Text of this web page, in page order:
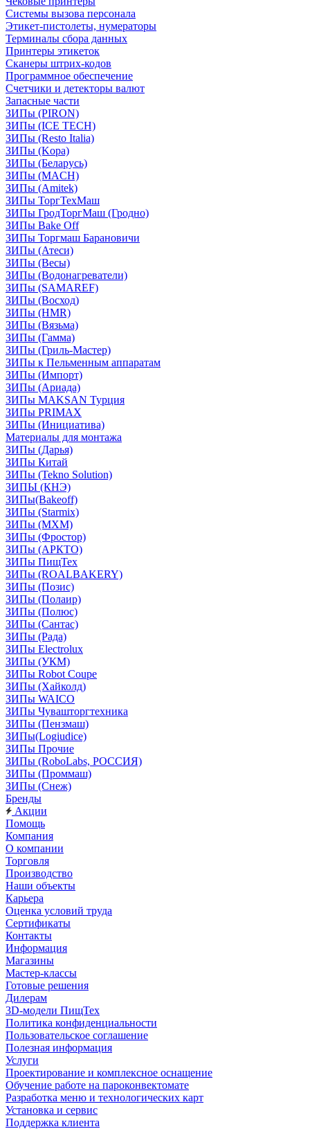
Системы вызова персонала
Этикет-пистолеты, нумераторы
Терминалы сбора данных
Принтеры этикеток
Сканеры штрих-кодов
Программное обеспечение
Счетчики и детекторы валют
Запасные части
ЗИПы (PIRON)
ЗИПы (ICE TECH)
ЗИПы (Resto Italia)
ЗИПы (Kopa)
ЗИПы (Беларусь)
ЗИПы (MACH)
ЗИПы (Amitek)
ЗИПы ТоргТехМаш
ЗИПы ГродТоргМаш (Гродно)
ЗИПы Bake Off
ЗИПы Торгмаш Барановичи
ЗИПы (Атеси)
ЗИПы (Весы)
ЗИПы (Водонагреватели)
ЗИПы (SAMAREF)
ЗИПы (Восход)
ЗИПы (HMR)
ЗИПы (Вязьма)
ЗИПы (Гамма)
ЗИПы (Гриль-Мастер)
ЗИПы к Пельменным аппаратам
ЗИПы (Импорт)
ЗИПы (Ариада)
ЗИПы MAKSAN Турция
ЗИПы PRIMAX
ЗИПы (Инициатива)
Материалы для монтажа
ЗИПы (Дарья)
ЗИПы Китай
ЗИПы (Tekno Solution)
ЗИПЫ (КНЭ)
ЗИПы(Bakeoff)
ЗИПы (Starmix)
ЗИПы (МХМ)
ЗИПы (Фростор)
ЗИПы (АРКТО)
ЗИПы ПищТех
ЗИПы (ROALBAKERY)
ЗИПы (Позис)
ЗИПы (Полаир)
ЗИПы (Полюс)
ЗИПы (Сантас)
ЗИПы (Рада)
ЗИПы Electrolux
ЗИПы (УКМ)
ЗИПы Robot Coupe
ЗИПы (Хайколд)
ЗИПы WAICO
ЗИПы Чувашторгтехника
ЗИПы (Пензмаш)
ЗИПы(Logiudice)
ЗИПы Прочие
ЗИПы (RoboLabs, РОССИЯ)
ЗИПы (Проммаш)
ЗИПы (Снеж)
Бренды
Акции
Помощь
Компания
О компании
Торговля
Производство
Наши объекты
Карьера
Оценка условий труда
Сертификаты
Контакты
Информация
Магазины
Мастер-классы
Готовые решения
Дилерам
3D-модели ПищТех
Политика конфиденциальности
Пользовательское соглашение
Полезная информация
Услуги
Проектирование и комплексное оснащение
Обучение работе на пароконвектомате
Разработка меню и технологических карт
Установка и сервис
Поддержка клиента